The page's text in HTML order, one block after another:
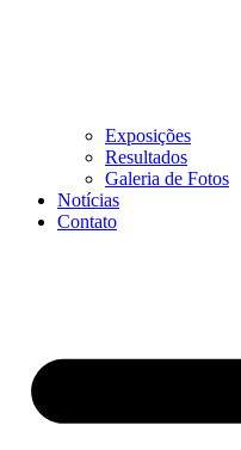
Exposições
Resultados
Galeria de Fotos
Notícias
Contato